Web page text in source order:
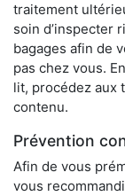
traitement
soin d’inspecter
bagages afin de
pas chez vous.
lit, procédez aux
contenu.
Prévention
Afin de vous
vous